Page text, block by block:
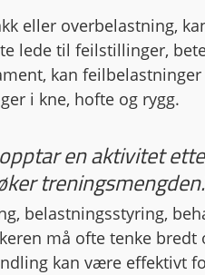
eller overbelastning,
lede til feilstillinger,
kan feilbelastninger
i kne, hofte og rygg.
en aktivitet
belastningsstyring,
må ofte tenke bredt
kan være effektivt